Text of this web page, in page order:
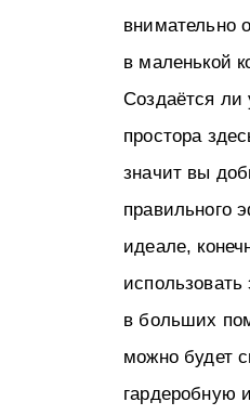
внимательно
в маленькой
Создаётся
простора
значит вы
правильного
идеале,
в больших
можно будет
гардеробную